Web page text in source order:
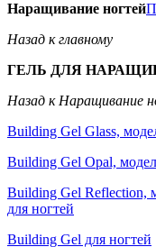
Наращивание ногтей
Назад к главному
ГЕЛЬ ДЛЯ
Назад к Наращивание
Building Gel Glass,
Building Gel Opal,
Building Gel Reflection,
для ногтей
Building Gel для ногтей